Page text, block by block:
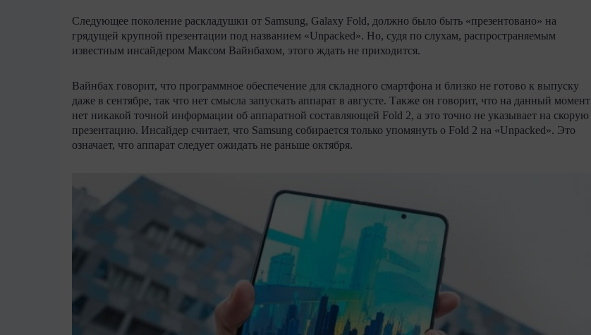
Следующее поколение раскладушки от Samsung, Galaxy Fold, должно было быть «презентовано» на
грядущей крупной презентации под названием «Unpacked». Но, судя по слухам, распространяемым
известным инсайдером Максом Вайнбахом, этого ждать не приходится.
Вайнбах говорит, что программное обеспечение для складного смартфона и близко не готово к выпуску
даже в сентябре, так что нет смысла запускать аппарат в августе. Также он говорит, что на данный момент
нет никакой точной информации об аппаратной составляющей Fold 2, а это точно не указывает на скорую
презентацию. Инсайдер считает, что Samsung собирается только упомянуть о Fold 2 на «Unpacked». Это
означает, что аппарат следует ожидать не раньше октября.